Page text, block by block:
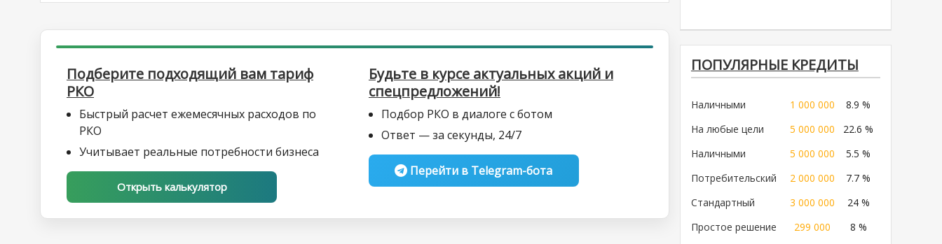
Подберите подходящий вам тариф
РКО
Быстрый расчет ежемесячных расходов по
РКО
Учитывает реальные потребности бизнеса
Открыть калькулятор
Будьте в курсе актуальных акций и
спецпредложений!
Подбор РКО в диалоге с ботом
Ответ — за секунды, 24/7
Перейти в Telegram-бота
ПОПУЛЯРНЫЕ КРЕДИТЫ
Наличными 1 000 000
8.9 %
На любые цели
5 000 000
22.6 %
Наличными
5 000 000
5.5 %
Потребительский
2 000 000
7.7 %
Стандартный
3 000 000
24 %
Простое решение
299 000 8 %